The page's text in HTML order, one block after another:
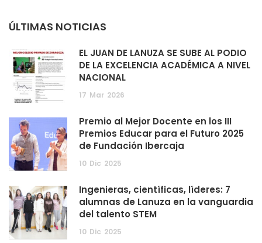
ÚLTIMAS NOTICIAS
EL JUAN DE LANUZA SE SUBE AL PODIO
DE LA EXCELENCIA ACADÉMICA A NIVEL
NACIONAL
17 Mar 2026
Premio al Mejor Docente en los III
Premios Educar para el Futuro 2025
de Fundación Ibercaja
10 Dic 2025
Ingenieras, científicas, líderes: 7
alumnas de Lanuza en la vanguardia
del talento STEM
10 Dic 2025